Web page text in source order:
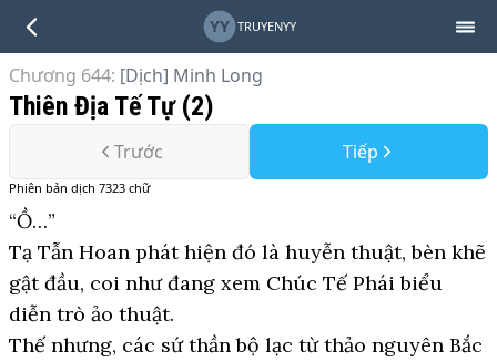
YY TRUYENYY
Chương 644: [Dịch] Minh Long
Thiên Địa Tế Tự (2)
Trước Tiếp
Phiên bản dịch 7323 chữ
“Ồ…”
Tạ Tẫn Hoan phát hiện đó là huyễn thuật, bèn khẽ
gật đầu, coi như đang xem Chúc Tế Phái biểu
diễn trò ảo thuật.
Thế nhưng, các sứ thần bộ lạc từ thảo nguyên Bắc